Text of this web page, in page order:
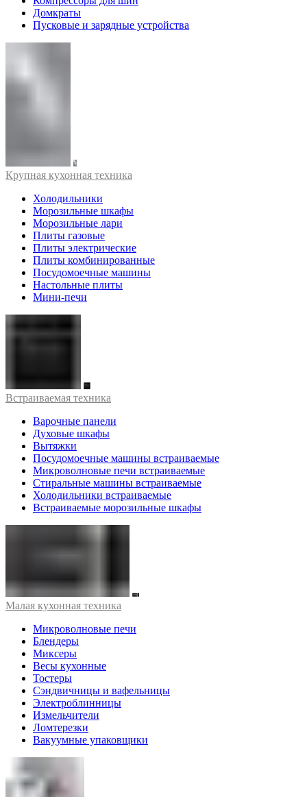
Домкраты
Пусковые и зарядные устройства
Крупная кухонная техника
Холодильники
Морозильные шкафы
Морозильные лари
Плиты газовые
Плиты электрические
Плиты комбинированные
Посудомоечные машины
Настольные плиты
Мини-печи
Встраиваемая техника
Варочные панели
Духовые шкафы
Вытяжки
Посудомоечные машины встраиваемые
Микроволновые печи встраиваемые
Стиральные машины встраиваемые
Холодильники встраиваемые
Встраиваемые морозильные шкафы
Малая кухонная техника
Микроволновые печи
Блендеры
Миксеры
Весы кухонные
Тостеры
Сэндвичницы и вафельницы
Электроблинницы
Измельчители
Ломтерезки
Вакуумные упаковщики